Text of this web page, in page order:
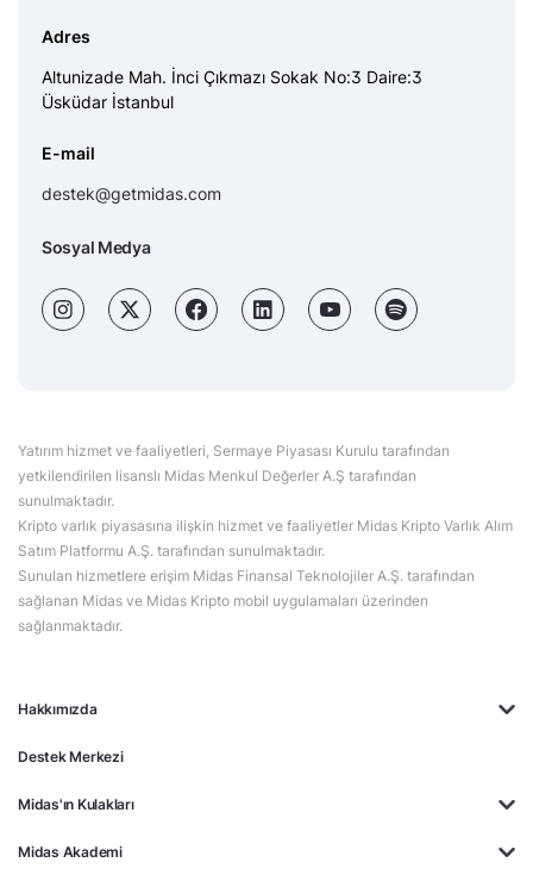
Destek Merkezi
Midas'ın Kulakları
Midas Akademi
Borsa Terimleri
Üsküdar İstanbul
E-mail
Sosyal Medya
sunulmaktadır.
Kripto varlık piyasasına ilişkin hizmet ve faaliyetler Midas Kripto Varlık Alım
Satım Platformu A.Ş. tarafından sunulmaktadır.
Sunulan hizmetlere erişim Midas Finansal Teknolojiler A.Ş. tarafından
sağlanan Midas ve Midas Kripto mobil uygulamaları üzerinden
sağlanmaktadır.